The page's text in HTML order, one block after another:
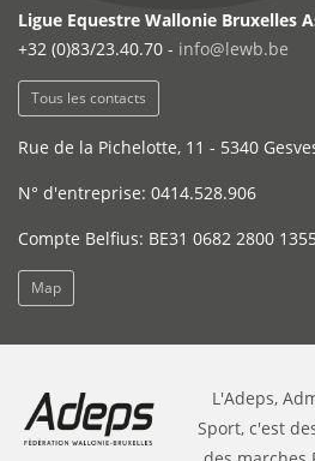
Ligue Equestre Wallonie Bruxelles
+32 (0)83/23.40.70 - info@lewb.be
Tous les contacts
Rue de la Pichelotte, 11 - 5340
N° d'entreprise: 0414.528.906
Compte Belfius: BE31 0682 2800 1355
Map
L'Adeps,
Sport, c'est